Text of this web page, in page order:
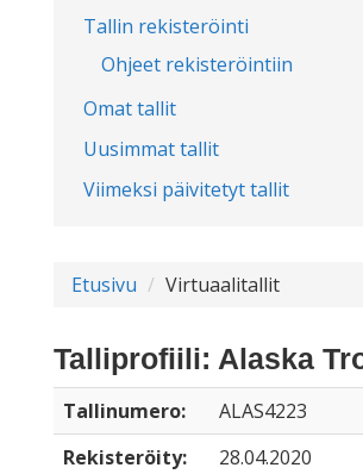
Tallin rekisteröinti
Ohjeet rekisteröintiin
Omat tallit
Uusimmat tallit
Viimeksi päivitetyt tallit
Etusivu Virtuaalitallit
Talliprofiili: Alaska
Tallinumero:
ALAS4223
Rekisteröity:
28.04.2020